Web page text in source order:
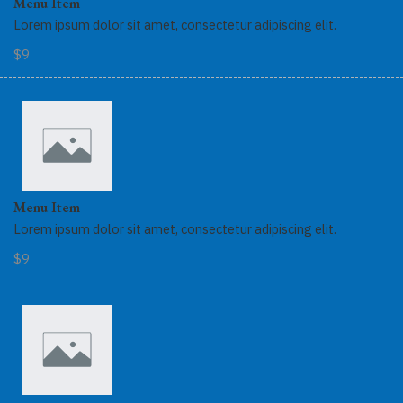
Lorem ipsum dolor sit amet, consectetur adipiscing elit.
$9
Menu Item
Lorem ipsum dolor sit amet, consectetur adipiscing elit.
$9